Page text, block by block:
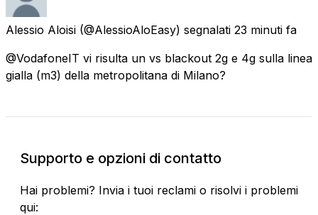
Alessio Aloisi (@AlessioAloEasy) segnalati 23 minuti fa
@VodafoneIT vi risulta un vs blackout 2g e 4g sulla linea
gialla (m3) della metropolitana di Milano?
Supporto e opzioni di contatto
Hai problemi? Invia i tuoi reclami o risolvi i problemi
qui: